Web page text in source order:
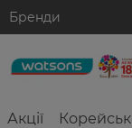
Бренди
Акції